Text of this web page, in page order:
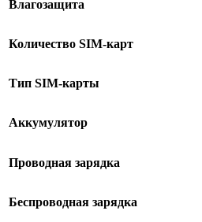
Влагозащита
Количество SIM-карт
Тип SIM-карты
Аккумулятор
Проводная зарядка
Беспроводная зарядка